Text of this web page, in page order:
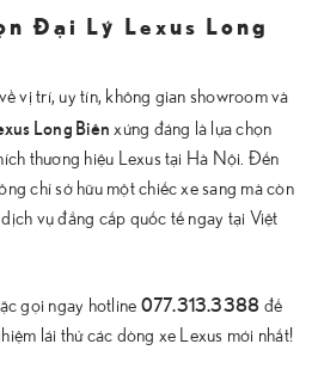
Đại Lý Lexus Long
vị trí, uy tín, không gian showroom và
Long Biên xứng đáng là lựa chọn
thương hiệu Lexus tại Hà Nội. Đến
chỉ sở hữu một chiếc xe sang mà còn
vụ đẳng cấp quốc tế ngay tại Việt
gọi ngay hotline 077.313.3388 để
lái thử các dòng xe Lexus mới nhất!